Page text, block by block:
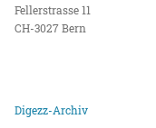
Fellerstrasse 11
CH-3027 Bern
Digezz-Archiv